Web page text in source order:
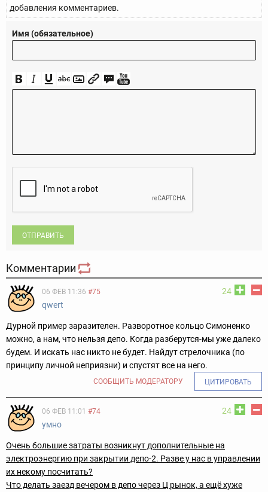
добавления комментариев.
Имя (обязательное)
ОТПРАВИТЬ
Комментарии
24
06 ФЕВ 11:36 #75
qwert
Дурной пример заразителен. Разворотное кольцо Симоненко
можно, а нам, что нельзя депо. Когда разберутся-мы уже далеко
будем. И искать нас никто не будет. Найдут стрелочника (по
принципу личной неприязни) и спустят все на него.
СООБЩИТЬ МОДЕРАТОРУ ЦИТИРОВАТЬ
24
06 ФЕВ 11:01 #74
умно
Очень большие затраты возникнут дополнительные на
электроэнергию при закрытии депо-2. Разве у нас в управлении
их некому посчитать?
Что делать заезд вечером в депо через Ц рынок, а ещё хуже